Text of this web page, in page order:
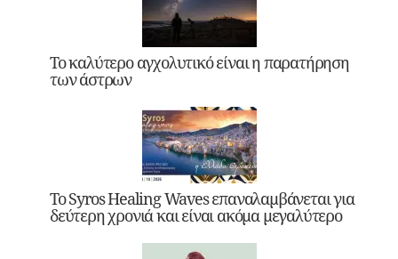
Το καλύτερο αγχολυτικό είναι η παρατήρηση
των άστρων
Το Syros Healing Waves επαναλαμβάνεται για
δεύτερη χρονιά και είναι ακόμα μεγαλύτερο